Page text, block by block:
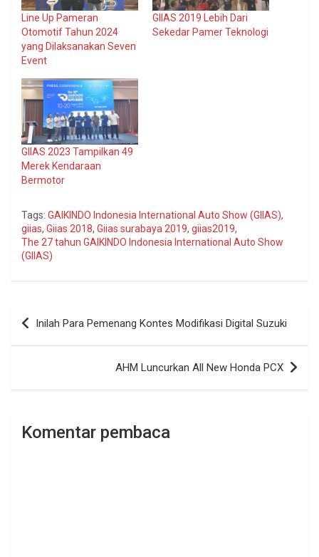
Line Up Pameran
Otomotif Tahun 2024
yang Dilaksanakan Seven
Event
GIIAS 2019 Lebih Dari
Sekedar Pamer Teknologi
GIIAS 2023 Tampilkan 49
Merek Kendaraan
Bermotor
Tags: GAIKINDO Indonesia International Auto Show (GIIAS),
giias, Giias 2018, Giias surabaya 2019, giias2019,
The 27 tahun GAIKINDO Indonesia International Auto Show
(GIIAS)
Navigasi
pos
Inilah Para Pemenang Kontes Modifikasi Digital Suzuki
AHM Luncurkan All New Honda PCX
Komentar pembaca